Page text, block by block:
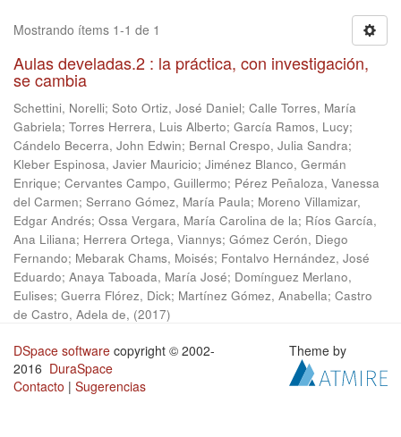
Mostrando ítems 1-1 de 1
Aulas develadas.2 : la práctica, con investigación,
se cambia
Schettini, Norelli; Soto Ortiz, José Daniel; Calle Torres, María
Gabriela; Torres Herrera, Luis Alberto; García Ramos, Lucy;
Cándelo Becerra, John Edwin; Bernal Crespo, Julia Sandra;
Kleber Espinosa, Javier Mauricio; Jiménez Blanco, Germán
Enrique; Cervantes Campo, Guillermo; Pérez Peñaloza, Vanessa
del Carmen; Serrano Gómez, María Paula; Moreno Villamizar,
Edgar Andrés; Ossa Vergara, María Carolina de la; Ríos García,
Ana Liliana; Herrera Ortega, Viannys; Gómez Cerón, Diego
Fernando; Mebarak Chams, Moisés; Fontalvo Hernández, José
Eduardo; Anaya Taboada, María José; Domínguez Merlano,
Eulises; Guerra Flórez, Dick; Martínez Gómez, Anabella; Castro
de Castro, Adela de, (2017)
DSpace software copyright © 2002-
2016 DuraSpace
Contacto | Sugerencias
Theme by